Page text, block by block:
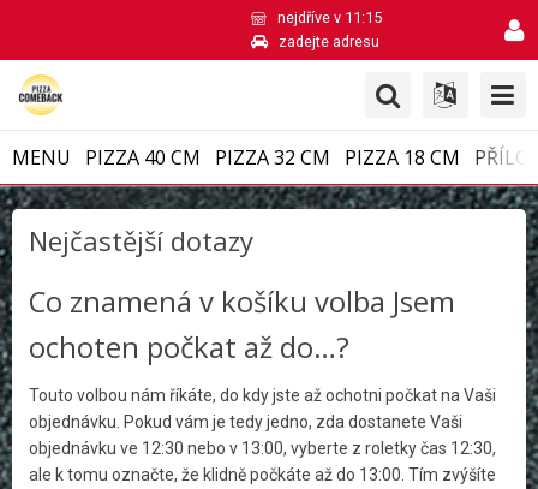
nejdříve v 11:15
zadejte adresu
MENU PIZZA 40 CM PIZZA 32 CM PIZZA 18 CM
Nejčastější dotazy
Co znamená v košíku volba Jsem
ochoten počkat až do…?
Touto volbou nám říkáte, do kdy jste až ochotni počkat na Vaši
objednávku. Pokud vám je tedy jedno, zda dostanete Vaši
objednávku ve 12:30 nebo v 13:00, vyberte z roletky čas 12:30,
ale k tomu označte, že klidně počkáte až do 13:00. Tím zvýšíte